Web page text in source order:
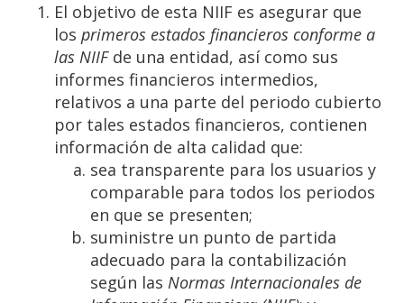
El objetivo de esta NIIF es asegurar que
los primeros estados financieros conforme a
las NIIF de una entidad, así como sus
informes financieros intermedios,
relativos a una parte del periodo cubierto
por tales estados financieros, contienen
información de alta calidad que:
sea transparente para los usuarios y
comparable para todos los periodos
en que se presenten;
suministre un punto de partida
adecuado para la contabilización
según las Normas Internacionales de